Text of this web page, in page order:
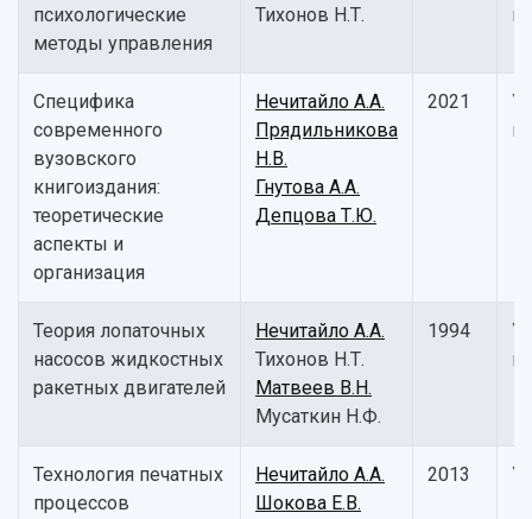
психологические
методы управления
Тихонов Н.Т.
Специфика
современного
вузовского
книгоиздания:
теоретические
аспекты и
организация
Нечитайло А.А.
Прядильникова
Н.В.
Гнутова А.А.
Депцова Т.Ю.
2021
Теория лопаточных
насосов жидкостных
ракетных двигателей
Нечитайло А.А.
Тихонов Н.Т.
Матвеев В.Н.
Мусаткин Н.Ф.
1994
Технология печатных
процессов
Нечитайло А.А.
Шокова Е.В.
2013